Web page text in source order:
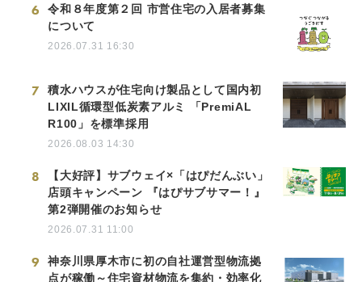
6
令和８年度第２回 市営住宅の入居者募集
について
2026.07.31 16:30
7
積水ハウスが住宅向け製品として国内初
LIXIL循環型低炭素アルミ 「PremiAL
R100」を標準採用
2026.08.03 14:30
8
【大好評】サブウェイ×「はぴだんぶい」
店頭キャンペーン 『はぴサブサマー！』
第2弾開催のお知らせ
2026.07.31 11:00
9
神奈川県厚木市に初の自社運営型物流拠
点が稼働～住宅資材物流を集約・効率化